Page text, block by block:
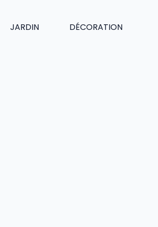
JARDIN DÉCORATION